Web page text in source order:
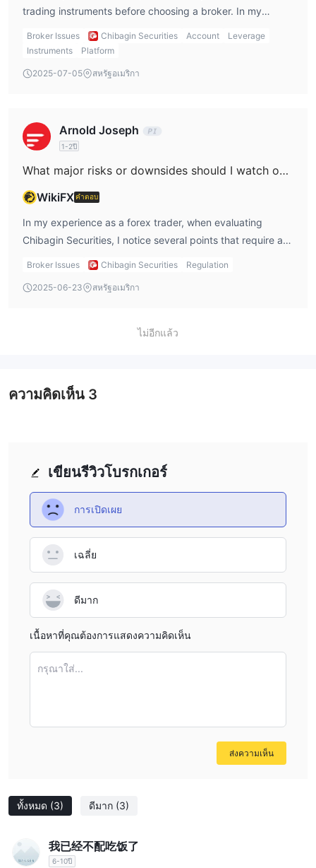
make direct inquiries to avoid unexpected charges or
protect my capital and ensures that I only engage with
regarding all fees.
considering an account should exercise caution. It’s
support—for which they provide a contact form and
depositing funds. I have always preferred to verify such
overall trading experience. Ultimately, while regulated, the
lack of published minimum withdrawal information
compels me to recommend further due diligence for
management.
trading instruments before choosing a broker. In my
review of Chibagin Securities, I found that their product
lineup is quite broad, although with a noticeable focus on
brokers with a long history. From what I gathered,
trading. Additionally, there are investment trusts, fund
wraps, REITs, ETFs, ETNs, and a range of bonds available.
They also provide access to accumulation investment
plans like Ruitou and Tsumitate Mutual Funds, along with
NISA accounts. However, when it comes to forex trading—
a key interest for many active traders like myself—
Chibagin Securities is regulated as a retail forex broker,
which means forex trading is indeed offered. I did not find
such as gold or oil in their instrument list, which suggests
conservative, regulated approach is often the case with
instruments may appeal to investors seeking stable,
some gaps in modern offerings.
Broker Issues Chibagin Securities Account
Leverage
Instruments
Platform
2025-07-05 สหรัฐอเมริกา
Arnold Joseph
1-2ปี
What major risks or downsides should I watch out for when investing with Chibagin Securities?
WikiFXคำตอบ
In my experience as a forex trader, when evaluating
Chibagin Securities, I notice several points that require a
conservative and cautious approach. While the firm does
the Financial Services Agency (FSA) with a Retail Forex
personally would not overlook. Firstly, the broker provides
supported, and whether there are robust risk management
assess whether a broker will meet my trading needs.
accounts. As someone who values testing out a platform’s
functionality and order execution before committing
funds, the inability to open a demo account could prevent
me from properly evaluating their offerings and assessing
if my trading strategies will work effectively. Additionally,
specifics regarding fees are not prominently disclosed,
aside from references to face-to-face transactions and a
link to their website's fee schedule. Without direct clarity
trading, it's challenging for me to anticipate the full
may not offer the comprehensive protections or
reassuring, the lack of platform transparency, account
that prompt me to exercise caution.
Broker Issues Chibagin Securities Regulation
2025-06-23 สหรัฐอเมริกา
ไม่อีกแล้ว
ทั้งหมด (3) ดีมาก (3)
我已经不配吃饭了
6-10ปี
เขียนรีวิวโบรกเกอร์
การเปิดเผย
เฉลี่ย
ดีมาก
เนื้อหาที่คุณต้องการแสดงความคิดเห็น
กรุณาใส่...
ส่งความเห็น
ความคิดเห็น 3